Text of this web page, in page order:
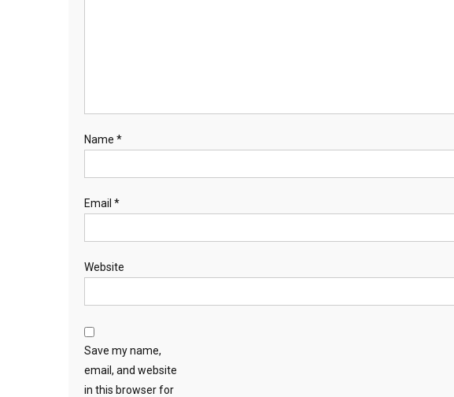
Name *
Email *
Website
Save my name,
email, and website
in this browser for